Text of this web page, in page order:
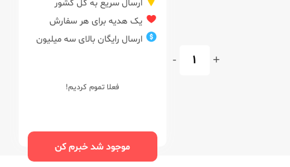
+
-
ارسال سریع به کل کشور
یک هدیه برای هر سفارش
ارسال رایگان بالای سه میلیون
فعلا تموم کردیم!
موجود شد خبرم کن